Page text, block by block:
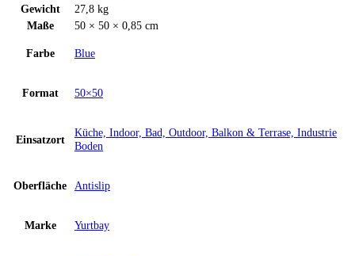
Gewicht
27,8 kg
Maße
50 × 50 × 0,85 cm
Farbe Blue
Format 50×50
Einsatzort
Küche, Indoor, Bad, Outdoor, Balkon & Terrase, Industrie
Boden
Oberfläche Antislip
Marke Yurtbay